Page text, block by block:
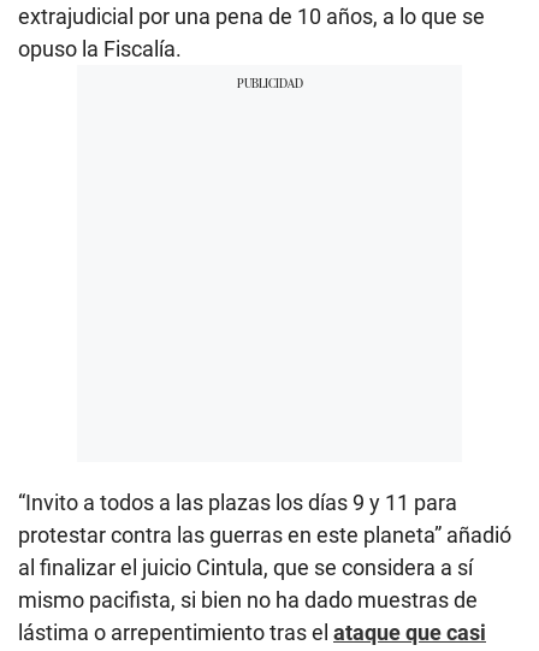
extrajudicial por una pena de 10 años, a lo que se
opuso la Fiscalía.
“Invito a todos a las plazas los días 9 y 11 para
protestar contra las guerras en este planeta” añadió
al finalizar el juicio Cintula, que se considera a sí
mismo pacifista, si bien no ha dado muestras de
lástima o arrepentimiento tras el ataque que casi